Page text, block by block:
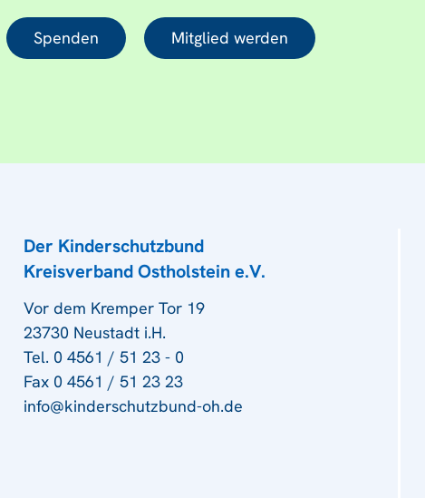
Spenden Mitglied werden
Der Kinderschutzbund
Kreisverband Ostholstein e.V.
Vor dem Kremper Tor 19
23730 Neustadt i.H.
Tel. 0 4561 / 51 23 - 0
Fax 0 4561 / 51 23 23
info@kinderschutzbund-oh.de